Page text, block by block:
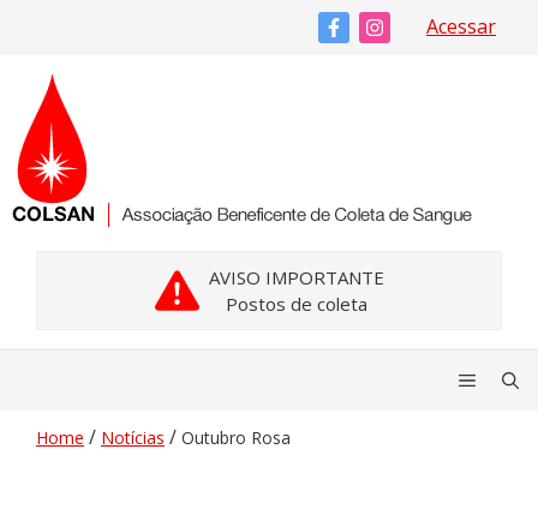
conteúdo
Acessar
AVISO IMPORTANTE
Postos de coleta
Menu
Home / Notícias / Outubro Rosa